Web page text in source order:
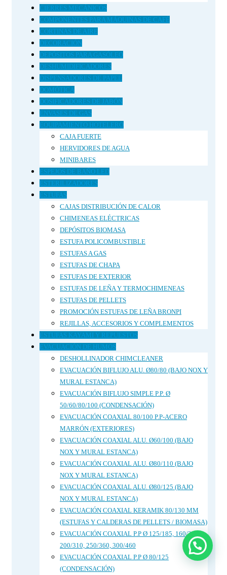
CIERRES MECÁNICOS
COMPONENTES PARA MÁQUINAS DE CAFÉ
CORTINAS DE AIRE
DECORACIÓN
DEPÓSITOS PARA GASÓLEO
DESHUMIDIFICADORES
DISPENSADORES DE PAPEL
DOMÓTICA
DOSIFICADORES DE JABÓN
ENVASES DE GAS
EQUIPAMIENTO HOTELERO
CAJA FUERTE
HERVIDORES DE AGUA
MINIBARES
ESPEJOS DE BAÑO LED
ESTERILIZADORES
ESTUFAS
CAJAS DISTRIBUCIÓN DE CALOR
CHIMENEAS ELÉCTRICAS
DEPÓSITOS BIOMASA
ESTUFA POLICOMBUSTIBLE
ESTUFAS A GAS
ESTUFAS DE CHAPA
ESTUFAS DE EXTERIOR
ESTUFAS DE LEÑA Y TERMOCHIMENEAS
ESTUFAS DE PELLETS
PROMOCIÓN ESTUFAS DE LEÑA BRONPI
REJILLAS, ACCESORIOS Y COMPLEMENTOS
ESTUFAS KAYAMI Y REPUESTOS
EVACUACIÓN DE HUMOS
DESHOLLINADOR CHIMCLEANER
EVACUACIÓN BIFLUJO ALU. Ø80/80 (BAJO NOX Y
MURAL ESTANCA)
EVACUACIÓN BIFLUJO SIMPLE P.P. Ø
50/60/80/100 (CONDENSACIÓN)
EVACUACIÓN COAXIAL 80/100 P.P-ACERO
MARRÓN (EXTERIORES)
EVACUACIÓN COAXIAL ALU. Ø60/100 (BAJO
NOX Y MURAL ESTANCA)
EVACUACIÓN COAXIAL ALU. Ø80/110 (BAJO
NOX Y MURAL ESTANCA)
EVACUACIÓN COAXIAL ALU. Ø80/125 (BAJO
NOX Y MURAL ESTANCA)
EVACUACIÓN COAXIAL KERAMIK 80/130 MM
(ESTUFAS Y CALDERAS DE PELLETS / BIOMASA)
EVACUACIÓN COAXIAL P.P Ø 125/185, 160/235,
200/310, 250/360, 300/460
EVACUACIÓN COAXIAL P.P Ø 80/125
(CONDENSACIÓN)